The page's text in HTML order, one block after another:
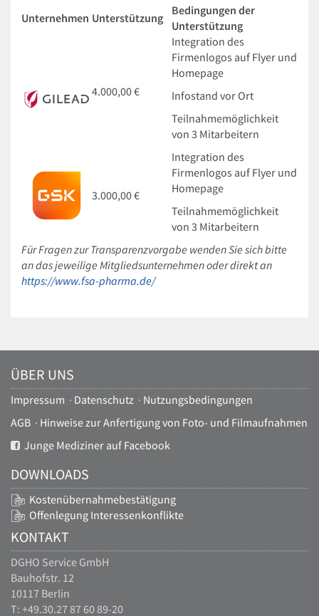
Unternehmen Unterstützung
Bedingungen der
Unterstützung
4.000,00 €
Integration des
Firmenlogos auf Flyer und
Homepage
Infostand vor Ort
Teilnahmemöglichkeit
von 3 Mitarbeitern
3.000,00 €
Integration des
Firmenlogos auf Flyer und
Homepage
Teilnahmemöglichkeit
von 3 Mitarbeitern
Für Fragen zur Transparenzvorgabe wenden Sie sich bitte
an das jeweilige Mitgliedsunternehmen oder direkt an
https://www.fsa-pharma.de/
ÜBER UNS
Impressum · Datenschutz · Nutzungsbedingungen
AGB · Hinweise zur Anfertigung von Foto- und Filmaufnahmen
Junge Mediziner auf Facebook
DOWNLOADS
Kostenübernahmebestätigung
Offenlegung Interessenkonflikte
KONTAKT
DGHO Service GmbH
Bauhofstr. 12
10117 Berlin
T: +49.30.27 87 60 89-20